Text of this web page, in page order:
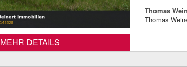
MEHR DETAILS
Thomas
Thomas